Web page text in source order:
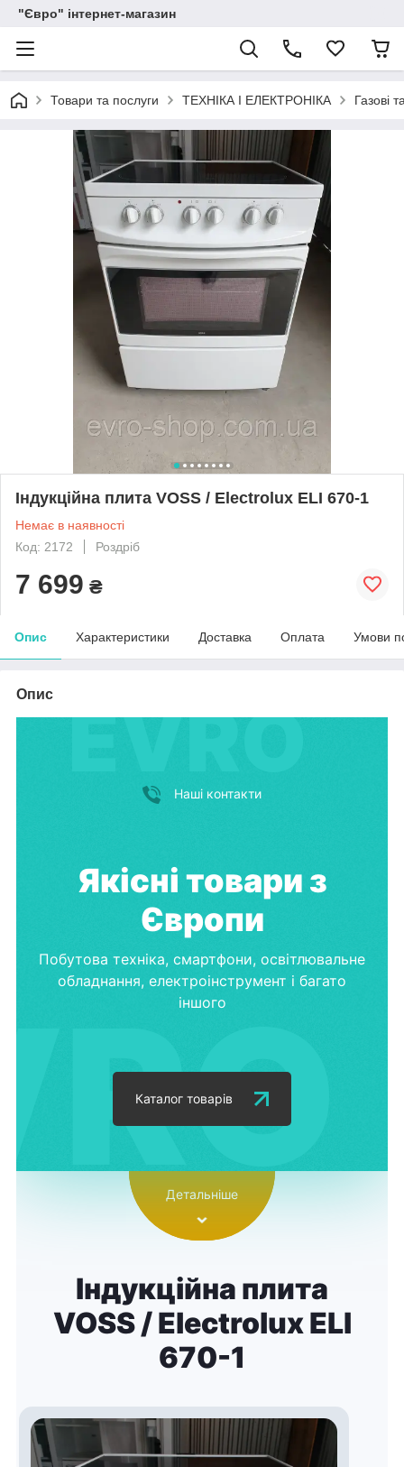
"Євро" інтернет-магазин
Товари та послуги ТЕХНІКА І ЕЛЕКТРОНІКА Газові
Індукційна плита VOSS / Electrolux ELI 670-1
Немає в наявності
Код: 2172
Роздріб
7 699 ₴
Опис Характеристики Доставка Оплата Умови
Опис
Наші контакти
Якісні товари з
Європи
Побутова техніка, смартфони, освітлювальне
обладнання, електроінструмент і багато
іншого
Каталог товарів
Детальніше
Індукційна плита
VOSS / Electrolux ELI
670-1